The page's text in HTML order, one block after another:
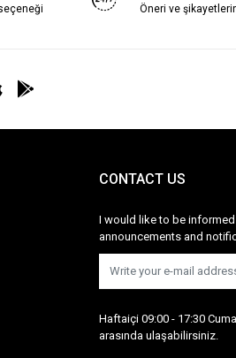
Öneri ve
CONTACT US
I would like to be
announcements and
Haftaiçi 09:00 - 17:30
arasında ulaşabilirsiniz.